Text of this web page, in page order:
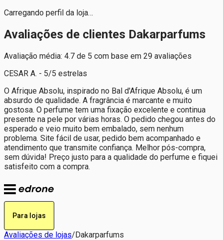
Carregando perfil da loja…
Avaliações de clientes Dakarparfums
Avaliação média: 4.7 de 5 com base em 29 avaliações
CESAR A. - 5/5 estrelas
O Afrique Absolu, inspirado no Bal d'Afrique Absolu, é um
absurdo de qualidade. A fragrância é marcante e muito
gostosa. O perfume tem uma fixação excelente e continua
presente na pele por várias horas. O pedido chegou antes do
esperado e veio muito bem embalado, sem nenhum
problema. Site fácil de usar, pedido bem acompanhado e
atendimento que transmite confiança. Melhor pós-compra,
sem dúvida! Preço justo para a qualidade do perfume e fiquei
satisfeito com a compra.
Para lojas
Avaliações de lojas/Dakarparfums